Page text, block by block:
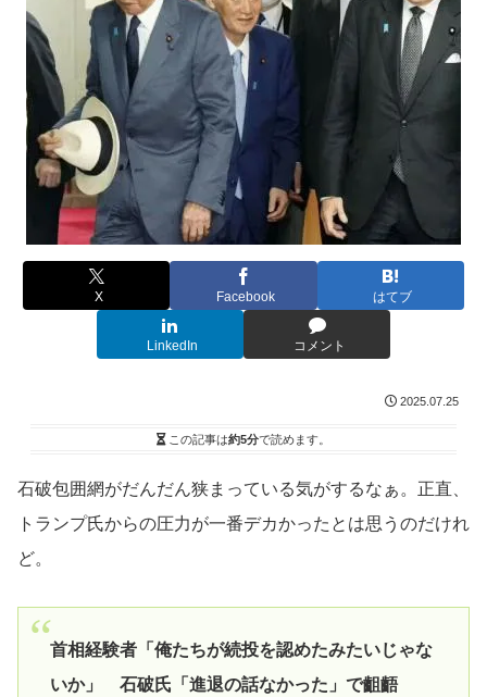
X Facebook はてブ
LinkedIn コメント
2025.07.25
この記事は約5分で読めます。
石破包囲網がだんだん狭まっている気がするなぁ。正直、
トランプ氏からの圧力が一番デカかったとは思うのだけれ
ど。
首相経験者「俺たちが続投を認めたみたいじゃな
いか」 石破氏「進退の話なかった」で齟齬